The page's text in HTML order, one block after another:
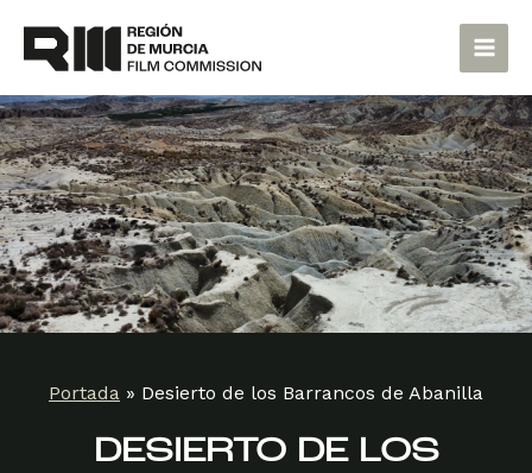
contenido
Main
Portada » Desierto de los Barrancos de Abanilla
DESIERTO DE LOS